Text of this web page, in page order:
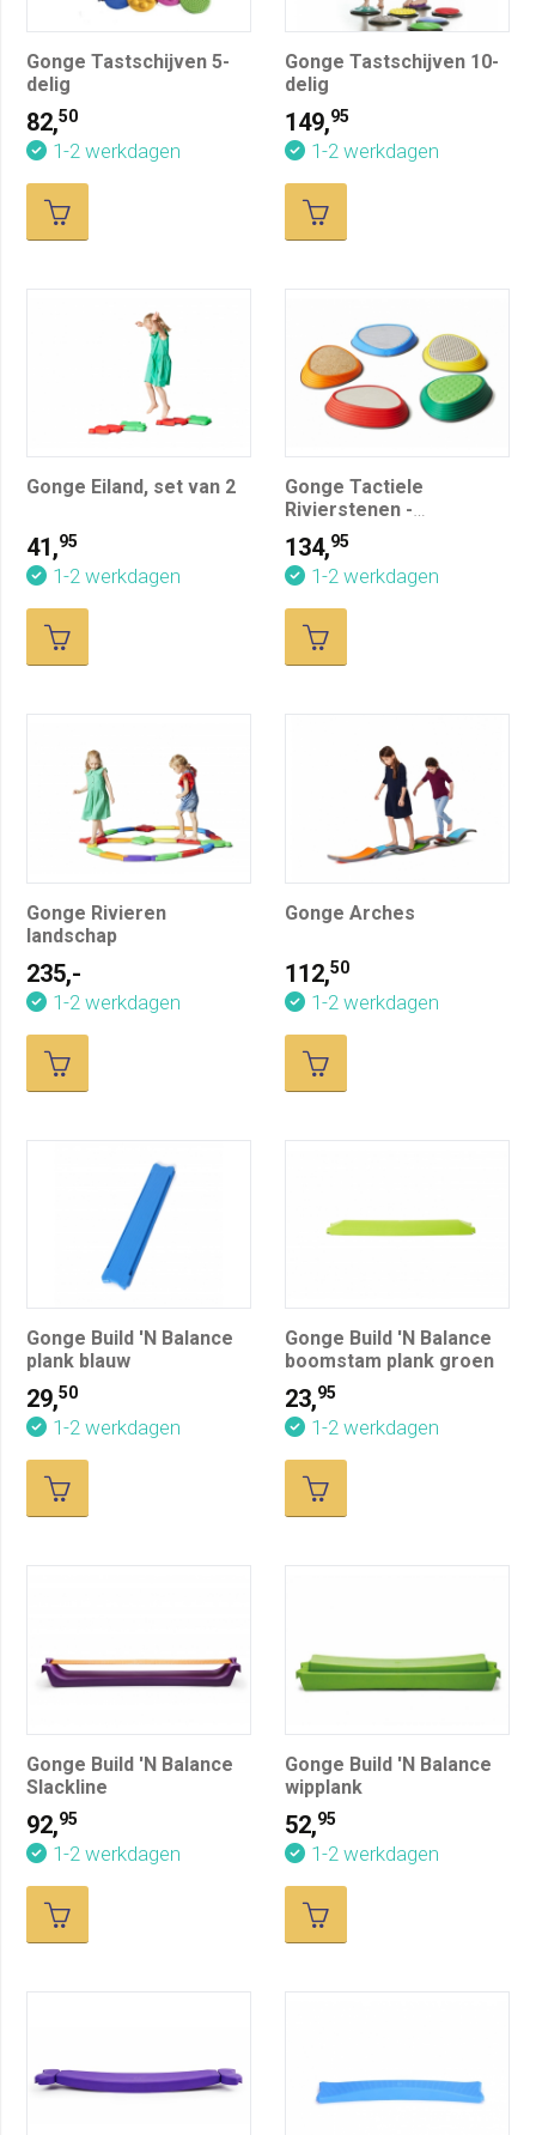
Gonge Tastschijven 5-
delig
82,50
1-2 werkdagen
Gonge Tastschijven 10-
delig
149,95
1-2 werkdagen
Gonge Eiland, set van 2
41,95
1-2 werkdagen
Gonge Tactiele
Rivierstenen -
Spelboekje cadeau
134,95
1-2 werkdagen
Gonge Rivieren
landschap
235,-
1-2 werkdagen
Gonge Arches
112,50
1-2 werkdagen
Gonge Build 'N Balance
plank blauw
29,50
1-2 werkdagen
Gonge Build 'N Balance
boomstam plank groen
23,95
1-2 werkdagen
Gonge Build 'N Balance
Slackline
92,95
1-2 werkdagen
Gonge Build 'N Balance
wipplank
52,95
1-2 werkdagen